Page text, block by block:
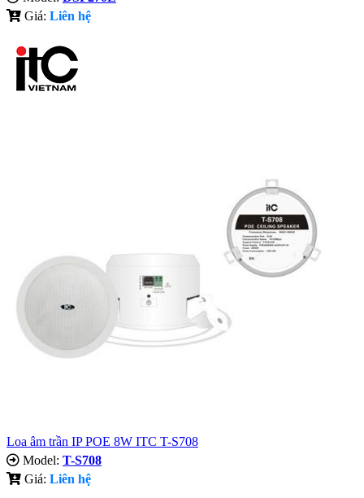
Giá: Liên hệ
Loa âm trần IP POE 8W ITC T-S708
Model: T-S708
Giá: Liên hệ